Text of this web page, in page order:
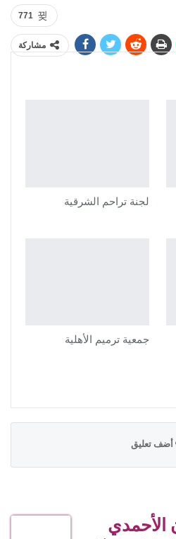
771
مشاركة
لجنة تراحم الشرقية
جمعية ترميم الأهلية
أضف تعليق
الأحمدي